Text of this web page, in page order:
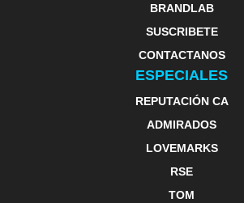
BRANDLAB
SUSCRIBETE
CONTACTANOS
ESPECIALES
REPUTACIÓN CA
ADMIRADOS
LOVEMARKS
RSE
TOM